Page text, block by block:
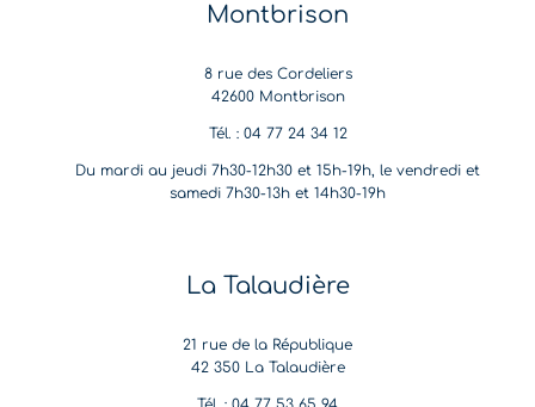
Montbrison
8 rue des Cordeliers
42600 Montbrison
Tél. : 04 77 24 34 12
Du mardi au jeudi 7h30-12h30 et 15h-19h, le vendredi et
samedi 7h30-13h et 14h30-19h
La Talaudière
21 rue de la République
42 350 La Talaudière